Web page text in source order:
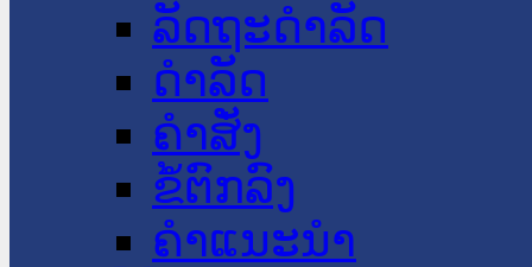
ລັດຖະດໍາລັດ
ດໍາລັດ
ຄໍາສັ່ງ
ຂໍ້ຕົກລົງ
ຄໍາແນະນໍາ